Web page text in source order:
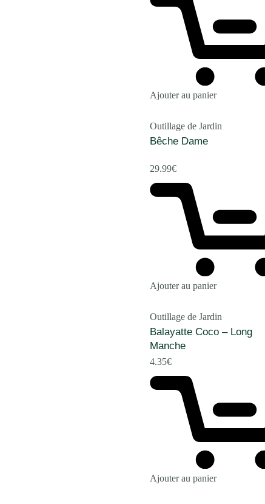
Ajouter au panier
Outillage de Jardin
Bêche Dame
29.99€
Ajouter au panier
Outillage de Jardin
Balayatte Coco – Long
Manche
4.35€
Ajouter au panier